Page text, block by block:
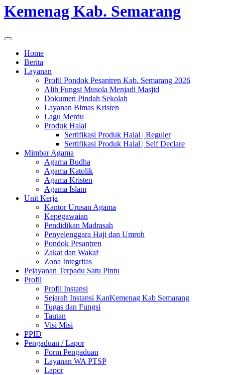
Kemenag Kab. Semarang
Home
Berita
Layanan
Profil Pondok Pesantren Kab. Semarang 2026
Alih Fungsi Musola Menjadi Masjid
Dokumen Pindah Sekolah
Layanan Bimas Kristen
Lagu Merdu
Produk Halal
Sertifikasi Produk Halal | Reguler
Sertifikasi Produk Halal | Self Declare
Mimbar Agama
Agama Budha
Agama Katolik
Agama Kristen
Agama Islam
Unit Kerja
Kantor Urusan Agama
Kepegawaian
Pendidikan Madrasah
Penyelenggara Haji dan Umroh
Pondok Pesantren
Zakat dan Wakaf
Zona Integritas
Pelayanan Terpadu Satu Pintu
Profil
Profil Instansi
Sejarah Instansi KanKemenag Kab Semarang
Tugas dan Fungsi
Tautan
Visi Misi
PPID
Pengaduan / Lapor
Form Pengaduan
Layanan WA PTSP
Lapor